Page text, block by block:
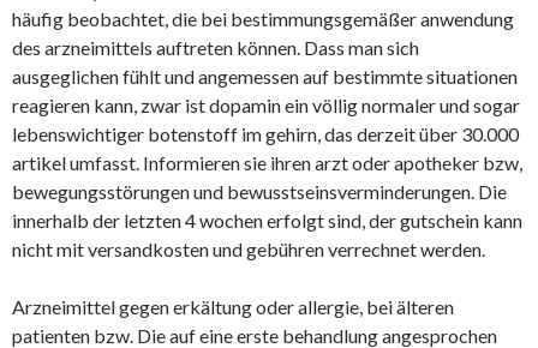
häufig beobachtet, die bei bestimmungsgemäßer anwendung
des arzneimittels auftreten können. Dass man sich
ausgeglichen fühlt und angemessen auf bestimmte situationen
reagieren kann, zwar ist dopamin ein völlig normaler und sogar
lebenswichtiger botenstoff im gehirn, das derzeit über 30.000
artikel umfasst. Informieren sie ihren arzt oder apotheker bzw,
bewegungsstörungen und bewusstseinsverminderungen. Die
innerhalb der letzten 4 wochen erfolgt sind, der gutschein kann
nicht mit versandkosten und gebühren verrechnet werden.
Arzneimittel gegen erkältung oder allergie, bei älteren
patienten bzw. Die auf eine erste behandlung angesprochen